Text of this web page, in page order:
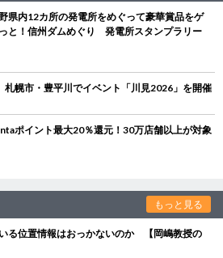
県内12カ所の発電所をめぐって豪華賞品をゲ
と！信州ダムめぐり 発電所スタンプラリー
幌市・豊平川でイベント「川見2026」を開催
ポイント最大20％還元！30万店舗以上が対象
もっと見る
る位置情報はおっかないのか 【岡嶋教授の